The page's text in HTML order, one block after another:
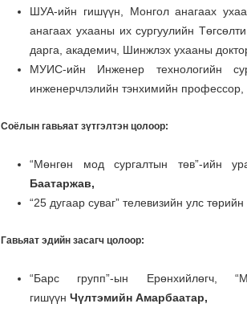
ШУА-ийн гишүүн, Монгол анагаах
анагаах ухааны их сургуулийн
дарга, академич, Шинжлэх ухааны
МУИС-ийн Инженер технологийн
инженерчлэлийн тэнхимийн профессор,
Соёлын гавьяат зүтгэлтэн цолоор:
“Мөнгөн мод сургалтын төв”-ийн
Баатаржав,
“25 дугаар суваг” телевизийн улс
Гавьяат эдийн засагч цолоор:
“Барс групп”-ын Ерөнхийлөгч,
гишүүн Чүлтэмийн Амарбаатар,